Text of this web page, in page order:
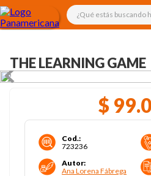
¿Qué estás
THE LEARNING GAME
$ 99.
Cod.:
723236
Autor:
Ana Lorena Fábrega